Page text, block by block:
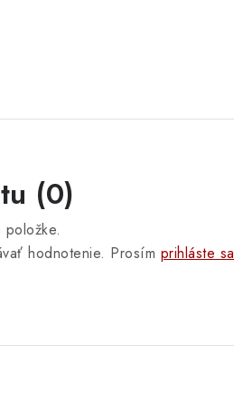
(0)
hodnotenie. Prosím prihláste sa